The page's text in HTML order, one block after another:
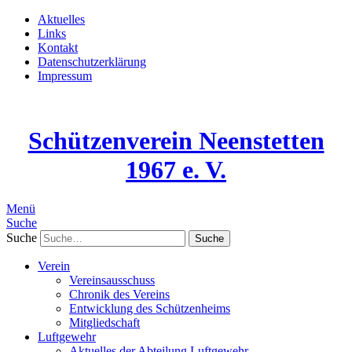
Aktuelles
Links
Kontakt
Datenschutzerklärung
Impressum
Schützenverein Neenstetten
1967 e. V.
Menü
Suche
Suche
Verein
Vereinsausschuss
Chronik des Vereins
Entwicklung des Schützenheims
Mitgliedschaft
Luftgewehr